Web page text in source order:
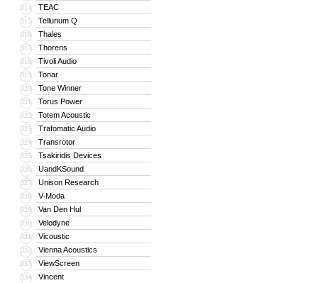
314 TEAC
315 Tellurium Q
316 Thales
317 Thorens
318 Tivoli Audio
319 Tonar
320 Tone Winner
321 Torus Power
322 Totem Acoustic
323 Trafomatic Audio
324 Transrotor
325 Tsakiridis Devices
326 UandKSound
327 Unison Research
328 V-Moda
329 Van Den Hul
330 Velodyne
331 Vicoustic
332 Vienna Acoustics
333 ViewScreen
334 Vincent